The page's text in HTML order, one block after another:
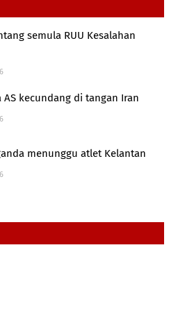
semula RUU Kesalahan
AS kecundang di tangan Iran
menunggu atlet Kelantan